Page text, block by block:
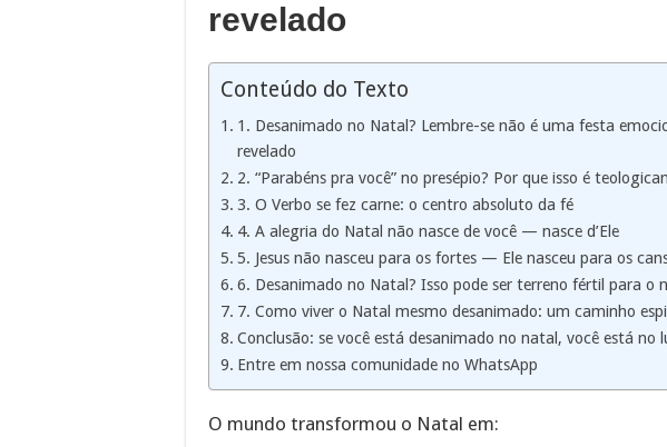
revelado
Conteúdo do Texto
1. Desanimado no Natal? Lembre-se não é uma festa
revelado
2. “Parabéns pra você” no presépio? Por que isso é
3. O Verbo se fez carne: o centro absoluto da fé
4. A alegria do Natal não nasce de você — nasce d’Ele
5. Jesus não nasceu para os fortes — Ele nasceu para os
6. Desanimado no Natal? Isso pode ser terreno fértil para o
7. Como viver o Natal mesmo desanimado: um caminho
Conclusão: se você está desanimado no natal, você está no
Entre em nossa comunidade no WhatsApp
O mundo transformou o Natal em: